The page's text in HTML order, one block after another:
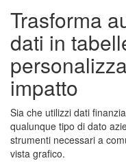
Trasforma
dati in
impatto
Sia che utilizzi dati
qualunque tipo di dato
strumenti necessari a
vista grafico.